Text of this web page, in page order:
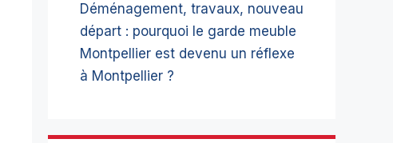
Déménagement, travaux, nouveau
départ : pourquoi le garde meuble
Montpellier est devenu un réflexe
à Montpellier ?